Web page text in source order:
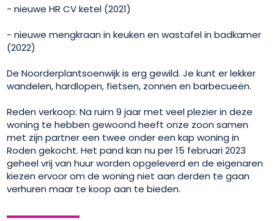
- nieuwe HR CV ketel (2021)
- nieuwe mengkraan in keuken en wastafel in badkamer
(2022)
De Noorderplantsoenwijk is erg gewild. Je kunt er lekker
wandelen, hardlopen, fietsen, zonnen en barbecueën.
Reden verkoop: Na ruim 9 jaar met veel plezier in deze
woning te hebben gewoond heeft onze zoon samen
met zijn partner een twee onder een kap woning in
Roden gekocht. Het pand kan nu per 15 februari 2023
geheel vrij van huur worden opgeleverd en de eigenaren
kiezen ervoor om de woning niet aan derden te gaan
verhuren maar te koop aan te bieden.